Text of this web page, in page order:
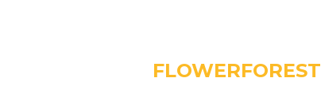
FLOWERFOREST